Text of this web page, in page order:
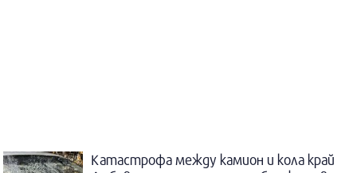
Катастрофа между камион и кола край